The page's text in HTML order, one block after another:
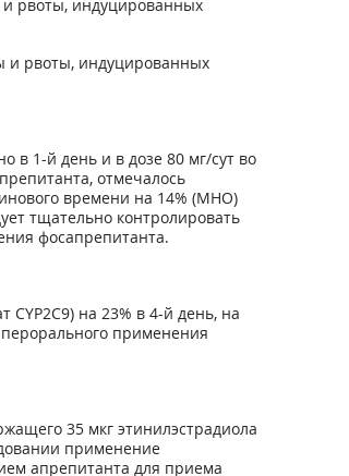
рвоты, индуцированных
и рвоты, индуцированных
в 1-й день и в дозе 80 мг/сут во
отмечалось
времени на 14% (MHO)
тщательно контролировать
фосапрепитанта.
на 23% в 4-й день, на
применения
35 мкг этинилэстрадиола
применение
апрепитанта для приема